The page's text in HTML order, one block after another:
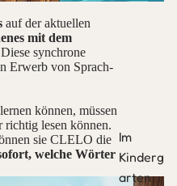
Im
Kinderg
arten
auf der aktuellen
mit dem
synchrone
Erwerb von Sprach-
können, müssen
richtig lesen können.
sie CLELO die
welche Wörter